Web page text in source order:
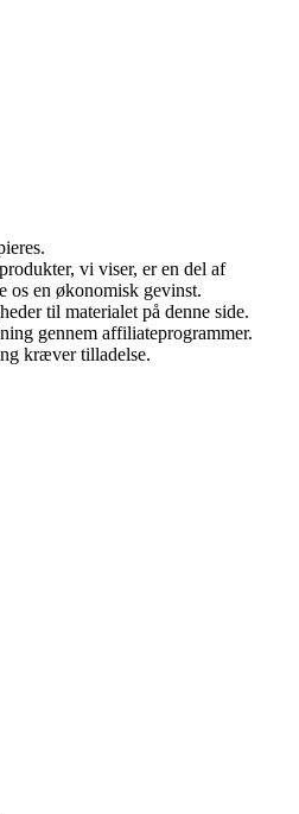
vi viser, er en del af
os en økonomisk gevinst.
til materialet på denne side.
gennem affiliateprogrammer.
kræver tilladelse.